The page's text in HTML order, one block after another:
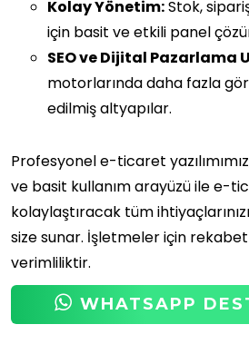
Kolay Yönetim:Stok,
için basit ve etkili panel
SEO ve Dijital Pazarlama
motorlarında daha fazla
edilmiş altyapılar.
Profesyonel e-ticaret
ve basit kullanım arayüzü ile e-
kolaylaştıracak tüm
size sunar. İşletmeler için
verimliliktir.
WHATSAPP